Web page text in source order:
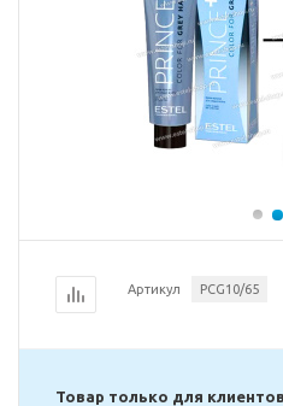
Артикул PCG10/65
Товар только для